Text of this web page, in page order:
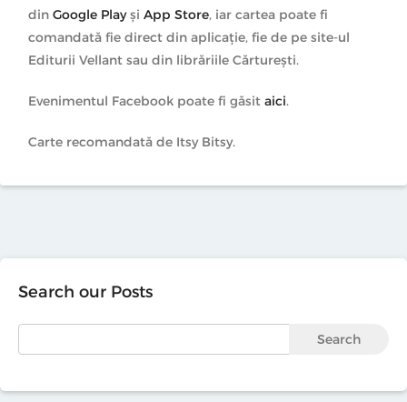
din Google Playși App Store, iar cartea poate fi
comandată fie direct din aplicație, fie de pe site-ul
Editurii Vellant sau din librăriile Cărturești.
Evenimentul Facebook poate fi găsit aici.
Carte recomandată de Itsy Bitsy.
Search our Posts
Search